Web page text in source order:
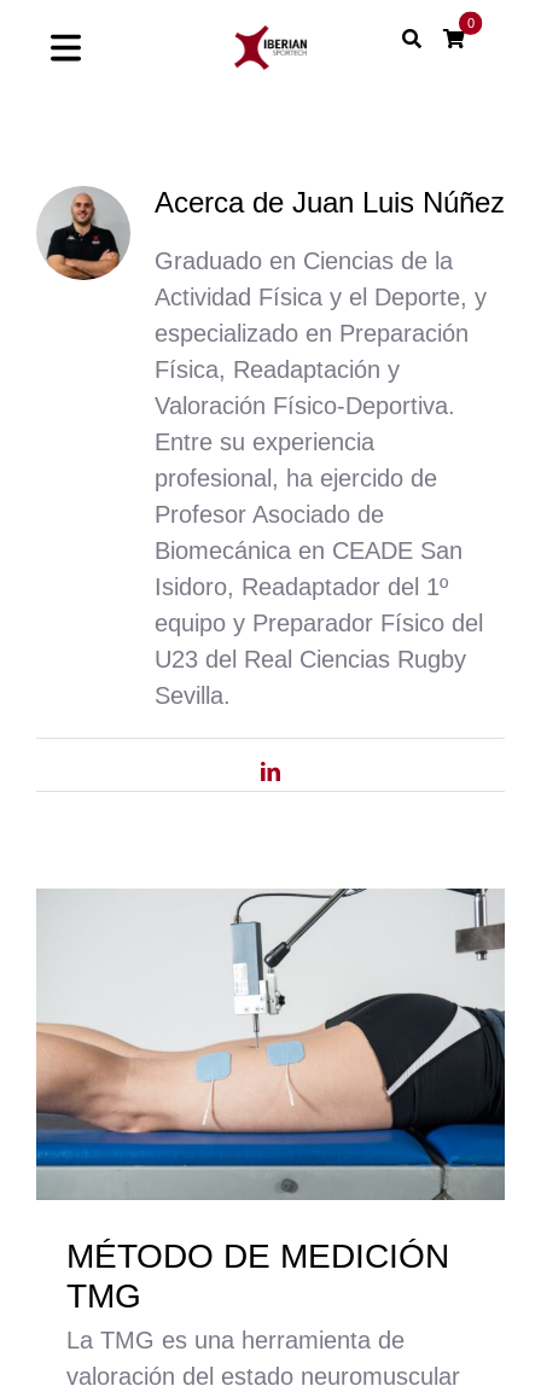
Toggle
Shop
Soluciones
Nuestras marcas
0
Acerca de Juan Luis Núñez
Graduado en Ciencias de la
Actividad Física y el Deporte, y
especializado en Preparación
Física, Readaptación y
Valoración Físico-Deportiva.
Entre su experiencia
profesional, ha ejercido de
Profesor Asociado de
Biomecánica en CEADE San
Isidoro, Readaptador del 1º
equipo y Preparador Físico del
U23 del Real Ciencias Rugby
Sevilla.
LinkedIn
MÉTODO DE MEDICIÓN
TMG
La TMG es una herramienta de
valoración del estado neuromuscular